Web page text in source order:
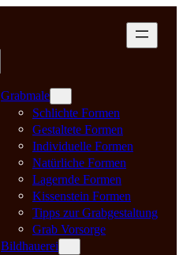
Grabmale
Schlichte Formen
Gestaltete Formen
Individuelle Formen
Natürliche Formen
Lagernde Formen
Kissenstein Formen
Tipps zur Grabgestaltung
Grab Vorsorge
Bildhauerei